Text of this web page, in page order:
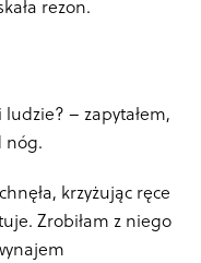
rezon.
– zapytałem,
nóg.
krzyżując ręce
Zrobiłam z niego